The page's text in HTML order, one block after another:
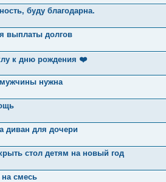
буду благодарна.
выплаты долгов
к дню рождения ❤️
нужна
диван для дочери
стол детям на новый год
на смесь